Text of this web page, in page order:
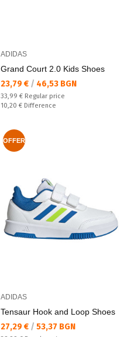
ADIDAS
Grand Court 2.0 Kids Shoes
Текуща цена:
23,79 € / 46,53 BGN
Regular price:
33,99 € Regular price
Спестявате:
10,20 € Difference
OFFER
ADIDAS
Tensaur Hook and Loop Shoes
Текуща цена:
27,29 € / 53,37 BGN